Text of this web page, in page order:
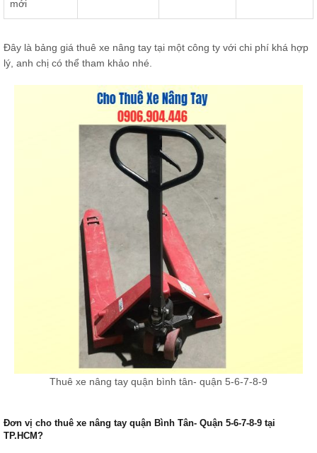
mới
Đây là bảng giá thuê xe nâng tay tại một công ty với chi phí khá hợp
lý, anh chị có thể tham khảo nhé.
Thuê xe nâng tay quận bình tân- quận 5-6-7-8-9
Đơn vị cho thuê xe nâng tay quận Bình Tân- Quận 5-6-7-8-9 tại
TP.HCM?